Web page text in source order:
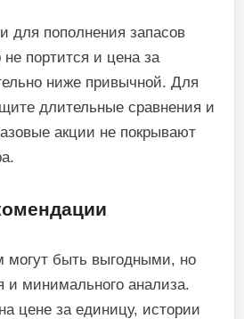
для пополнения запасов
не портится и цена за
ниже привычной. Для
длительные сравнения и
акции не покрывают
могут быть выгодными, но
и минимального анализа.
цене за единицу, истории